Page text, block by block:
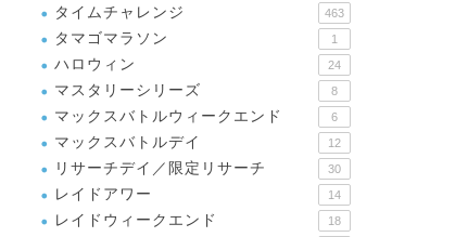
タイムチャレンジ 463
タマゴマラソン 1
ハロウィン 24
マスタリーシリーズ 8
マックスバトルウィークエンド 6
マックスバトルデイ 12
リサーチデイ／限定リサーチ 30
レイドアワー 14
レイドウィークエンド 18